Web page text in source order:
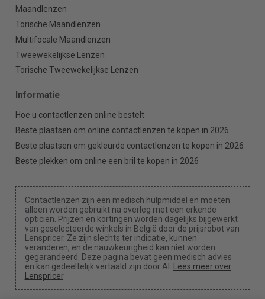
Maandlenzen
Torische Maandlenzen
Multifocale Maandlenzen
Tweewekelijkse Lenzen
Torische Tweewekelijkse Lenzen
Informatie
Hoe u contactlenzen online bestelt
Beste plaatsen om online contactlenzen te kopen in 2026
Beste plaatsen om gekleurde contactlenzen te kopen in 2026
Beste plekken om online een bril te kopen in 2026
Contactlenzen zijn een medisch hulpmiddel en moeten
alleen worden gebruikt na overleg met een erkende
opticien. Prijzen en kortingen worden dagelijks bijgewerkt
van geselecteerde winkels in België door de prijsrobot van
Lenspricer. Ze zijn slechts ter indicatie, kunnen
veranderen, en de nauwkeurigheid kan niet worden
gegarandeerd. Deze pagina bevat geen medisch advies
en kan gedeeltelijk vertaald zijn door AI. Lees meer over
Lenspricer.